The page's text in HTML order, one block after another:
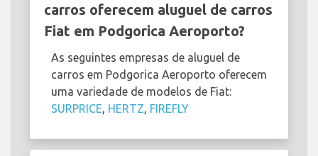
carros oferecem aluguel de carros
Fiat em Podgorica Aeroporto?
As seguintes empresas de aluguel de
carros em Podgorica Aeroporto oferecem
uma variedade de modelos de Fiat:
SURPRICE HERTZ FIREFLY